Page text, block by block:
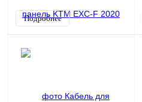
Подробнее